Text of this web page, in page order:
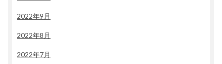
2022年9月
2022年8月
2022年7月